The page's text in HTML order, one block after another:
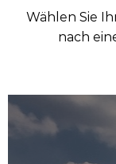
Wählen Sie
nach